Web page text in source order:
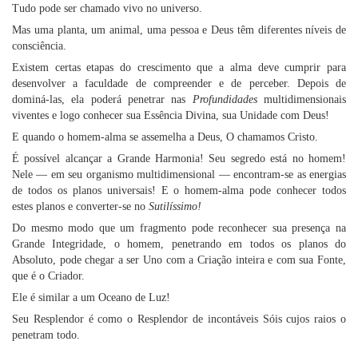
Tudo pode ser chamado vivo no universo.
Mas uma planta, um animal, uma pessoa e Deus têm diferentes níveis de
consciência.
Existem certas etapas do crescimento que a alma deve cumprir para
desenvolver a faculdade de compreender e de perceber. Depois de
dominá-las, ela poderá penetrar nas Profundidadesmultidimensionais
viventes e logo conhecer sua Essência Divina, sua Unidade com Deus!
E quando o homem-alma se assemelha a Deus, O chamamos Cristo.
É possível alcançar a Grande Harmonia! Seu segredo está no homem!
Nele — em seu organismo multidimensional — encontram-se as energias
de todos os planos universais! E o homem-alma pode conhecer todos
estes planos e converter-se no Sutilíssimo!
Do mesmo modo que um fragmento pode reconhecer sua presença na
Grande Integridade, o homem, penetrando em todos os planos do
Absoluto, pode chegar a ser Uno com a Criação inteira e com sua Fonte,
que é o Criador.
Ele é similar a um Oceano de Luz!
Seu Resplendor é como o Resplendor de incontáveis Sóis cujos raios o
penetram todo.